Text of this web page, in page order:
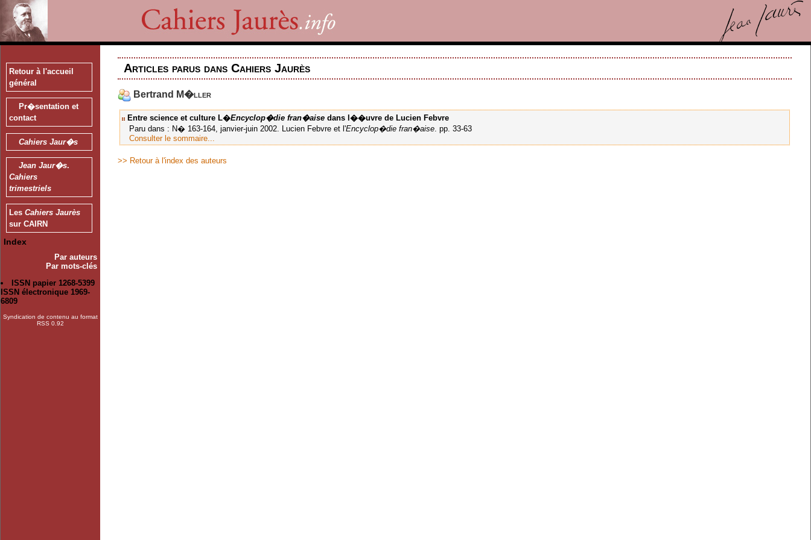
Retour à l'accueil
général
Pr�sentation et
contact
Cahiers Jaur�s
Jean Jaur�s.
Cahiers
trimestriels
Les Cahiers Jaurès
sur CAIRN
Index
Par auteurs
Par mots-clés
ISSN papier 1268-5399
ISSN électronique 1969-
6809
Syndication de contenu au format
RSS 0.92
Articles parus dans Cahiers Jaurès
Bertrand M�ller
Entre science et culture L�Encyclop�die fran�aise dans l��uvre de Lucien Febvre
Paru dans : N� 163-164, janvier-juin 2002. Lucien Febvre et l'Encyclop�die fran�aise. pp. 33-63
Consulter le sommaire...
>> Retour à l'index des auteurs